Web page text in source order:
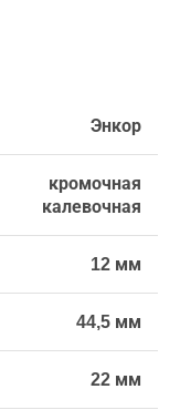
Энкор
кромочная
калевочная
12 мм
44,5 мм
22 мм